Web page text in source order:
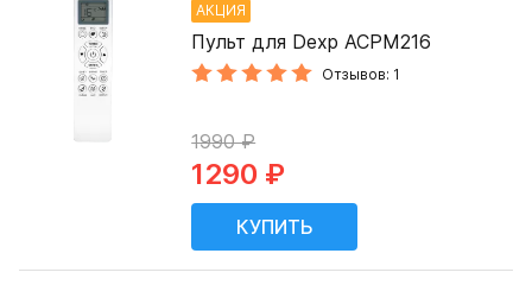
АКЦИЯ
Пульт для Dexp ACPM216
Отзывов: 1
1990 ₽
1290 ₽